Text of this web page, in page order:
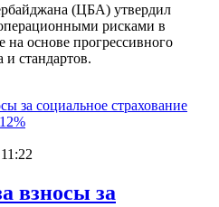
(ЦБА) утвердил
рисками в
на основе прогрессивного
стандартов.
взносы за